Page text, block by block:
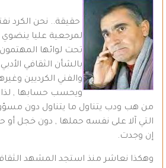
حقيقة.. نحن الكرد
لمرجعية عليا ينضوي
تحت لوائها المهتمون
بالشأن الثقافي
والفني الكرديين
ويحسب حسابها , لذا
من هب ودب يتناول ما يتناول دون
التي آلا على نفسه حملها , دون خجل أو
إن وجدت.
وهكذا نعاشر منذ استجد المشهد